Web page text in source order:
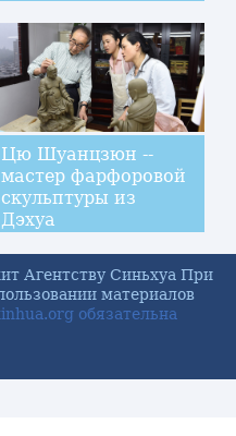
Цю Шуанцзюн --
мастер фарфоровой
скульптуры из
Дэхуа
Агентству Синьхуа При
материалов
обязательна